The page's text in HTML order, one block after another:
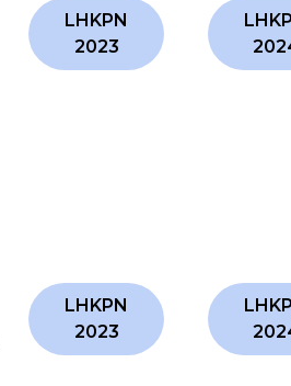
LHKPN
2023
LHKPN
2023